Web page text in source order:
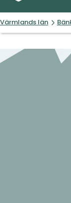
Värmlands län